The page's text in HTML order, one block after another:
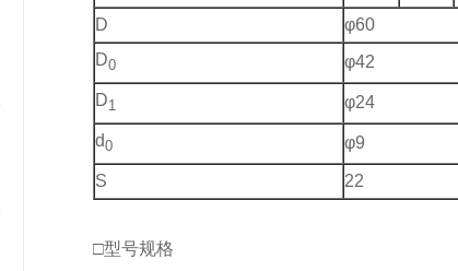
D
φ60
D0 φ42
D1 φ24
d0 φ9
S 22
□型号规格